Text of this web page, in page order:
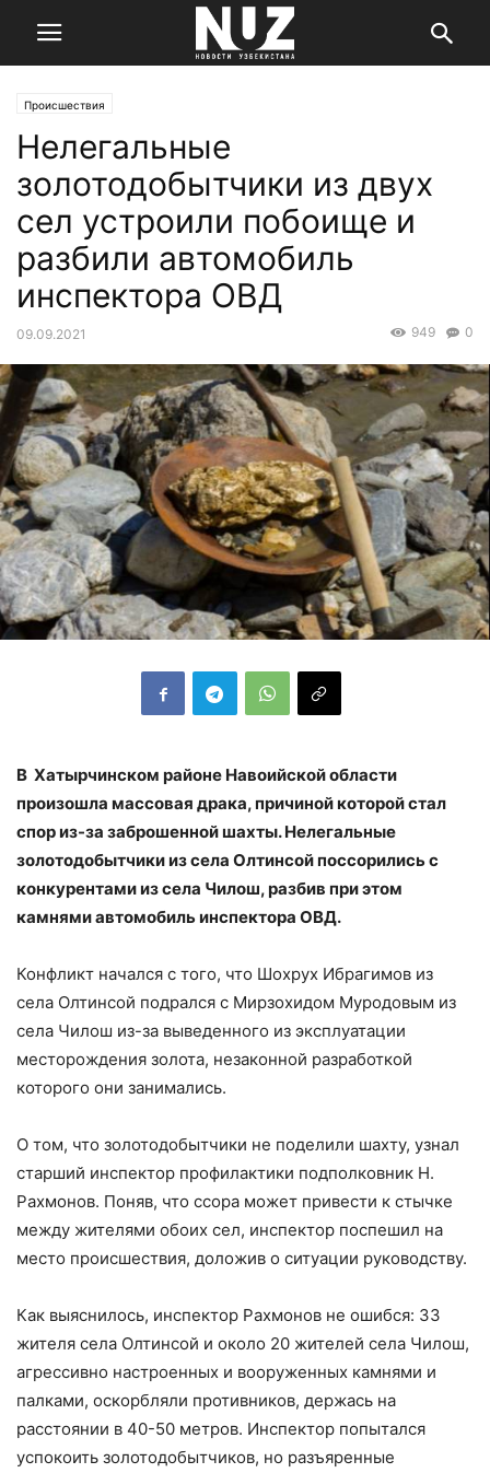
Происшествия
Нелегальные
золотодобытчики из двух
сел устроили побоище и
разбили автомобиль
инспектора ОВД
09.09.2021 0
949
В Хатырчинском районе Навоийской области
произошла массовая драка, причиной которой стал
спор из-за заброшенной шахты. Нелегальные
золотодобытчики из села Олтинсой поссорились с
конкурентами из села Чилош, разбив при этом
камнями автомобиль инспектора ОВД.
Конфликт начался с того, что Шохрух Ибрагимов из
села Олтинсой подрался с Мирзохидом Муродовым из
села Чилош из-за выведенного из эксплуатации
месторождения золота, незаконной разработкой
которого они занимались.
О том, что золотодобытчики не поделили шахту, узнал
старший инспектор профилактики подполковник Н.
Рахмонов. Поняв, что ссора может привести к стычке
между жителями обоих сел, инспектор поспешил на
место происшествия, доложив о ситуации руководству.
Как выяснилось, инспектор Рахмонов не ошибся: 33
жителя села Олтинсой и около 20 жителей села Чилош,
агрессивно настроенных и вооруженных камнями и
палками, оскорбляли противников, держась на
расстоянии в 40-50 метров. Инспектор попытался
успокоить золотодобытчиков, но разъяренные